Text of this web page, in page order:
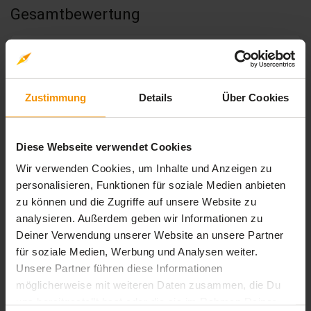
Zustimmung Details Über Cookies
Diese Webseite verwendet Cookies
Wir verwenden Cookies, um Inhalte und Anzeigen zu
personalisieren, Funktionen für soziale Medien anbieten
zu können und die Zugriffe auf unsere Website zu
analysieren. Außerdem geben wir Informationen zu
Deiner Verwendung unserer Website an unsere Partner
für soziale Medien, Werbung und Analysen weiter.
Unsere Partner führen diese Informationen
möglicherweise mit weiteren Daten zusammen, die Du
Gesamtbewertung
0,00
0 Bewertungen
5stars: Bewertungen
4stars: 0
Bewertungen
3stars: Bewertungen
2stars: 0
Bewertungen
1 stars: